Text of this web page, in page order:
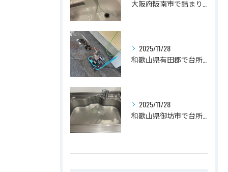
2025/11/28
2025/11/28